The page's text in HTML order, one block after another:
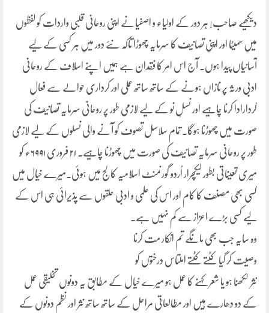
دیکھیے صاحب! ہر دور کے اولیاء و اصفیانے اپنی روحانی قلبی واردات کو لفظوں
میں سمیٹا اور اپنی تصانیف کا سرمایہ چھوڑا تاکہ نئے دور میں ہر کسی کے لیے
آسانیاں پیدا ہوں۔ آج اس امر کا فقدان ہے ہمیں اپنے اسلاف کے روحانی
ادبی ورثہ پر نازاں ہونے کے ساتھ ساتھ عملی اور کرداری حوالے سے فعال
کردارادا کرنا چاہیے اور نسلِ نو کے لیے لازمی طور پر روحانی سرمایہ تصانیف کی
صورت میں چھوڑنا ہوگا۔ تمام سلاسل تصوف کو آنے والی نسلوں کے لیے لازمی
طور پر روحانی سرمایہ تصانیف کی صورت میں چھوڑنا چاہیے۔ ۲۱ فروری ۶۹۹۱ء کو
میری تعیناتی بطور لیکچرار اُردو گورنمنٹ اسلامیہ کالج میں ہوئی۔میرے خیال میں
کسی بھی مصنف کا کام اور اس کی علمی و ادبی حلقوں سے پذیرائی ہی اس کے
لیے کسی بڑے اعزاز سے کم نہیں ہے۔
وہ سایہ جب بھی مانگے تم انکار مت کرنا
وصیت کر گیا کٹتے کٹتے املتاس درختوں کو
نثر لکھنا ہو یا شعر کہنے کا عمل ہو میرے خیال کے مطابق یہ دونوں تخلیقی عمل
کے دو دھارے ہیں اور مطالعاتی مراحل کے ساتھ ساتھ نثر اور نظم دونوں کے